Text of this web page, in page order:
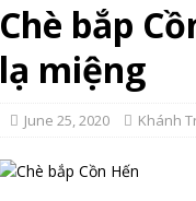
Chè bắp
lạ miệng
June 25, 2020 Khánh